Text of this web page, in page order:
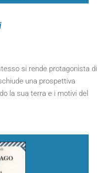
si rende protagonista di
una prospettiva
la sua terra e i motivi del